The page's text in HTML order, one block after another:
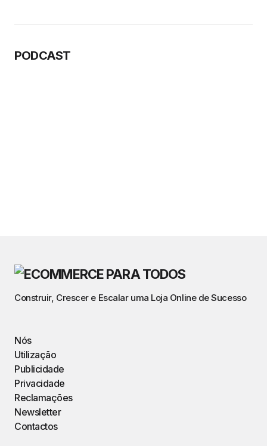
PODCAST
Construir, Crescer e Escalar uma Loja Online de Sucesso
Nós
Utilização
Publicidade
Privacidade
Reclamações
Newsletter
Contactos